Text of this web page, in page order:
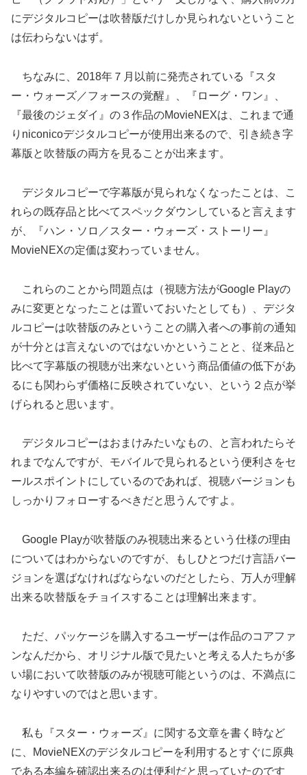
にデジタルコピーは吹替版だけしか見られないということ
は伝わらないはず。
ちなみに、2018年７月以前に発売されている『スタ
ー・ウォーズ／フォースの覚醒』、『ローグ・ワン』、
『最後のジェダイ』の３作品のMovieNEXは、これまで通
りniconicoデジタルコピーが使用出来るので、引き続き字
幕版と吹替版の両方を見ることが出来ます。
デジタルコピーで字幕版が見られなくなったことは、こ
れらの既存品と比べてスペックダウンしていると言えます
が、『ハン・ソロ／スター・ウォーズ・ストーリー』
MovieNEXの定価は変わっていません。
これらのことから問題点は（視聴方法がGoogle Playの
みに変更となったことは置いておいたとしても）、デジタ
ルコピーは吹替版のみということの購入者への事前の通知
が十分とは言えないのではないかということと、従来品と
比べて字幕版の視聴が出来ないという商品価値の低下があ
るにも関わらず価格に反映されていない、という２点が挙
げられると思います。
デジタルコピーはおまけみたいなもの、と言われたらそ
れまでなんですが、モバイルで見られるという便利さをセ
ールスポイントにしているのであれば、視聴バージョンも
しっかりフォローするべきだと思うんですよ。
Google Playが吹替版のみ視聴出来るという仕様の理由
についてはわからないのですが、もしひとつだけ言語バー
ジョンを選ばなければならないのだとしたら、万人が理解
出来る吹替版をチョイスすることは理解出来ます。
ただ、パッケージを購入するユーザーは作品のコアファ
ンなんだから、オリジナル版で見たいと考える人たちが多
い場において吹替版のみが視聴可能というのは、不満点に
なりやすいのではと思います。
私も『スター・ウォーズ』に関する文章を書く時など
に、MovieNEXのデジタルコピーを利用するとすぐに原典
である本編を確認出来るのは便利だと思っていたのです